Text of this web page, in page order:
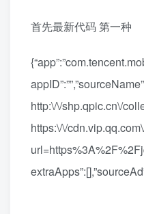
首先最新代码 第一种
http:\/\/shp.qpic.cn\/
https:\/\/